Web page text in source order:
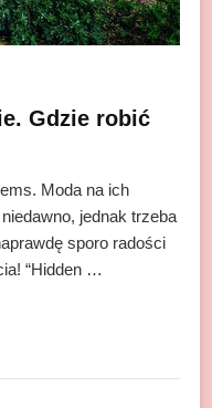
Gdzie robić
Moda na ich
jednak trzeba
sporo radości
“Hidden …